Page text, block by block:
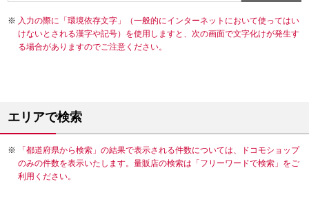
入力の際に「環境依存文字」（一般的にインターネットにおいて使ってはい
けないとされる漢字や記号）を使用しますと、次の画面で文字化けが発生す
る場合がありますのでご注意ください。
エリアで検索
「都道府県から検索」の結果で表示される件数については、ドコモショップ
のみの件数を表示いたします。量販店の検索は「フリーワードで検索」をご
利用ください。